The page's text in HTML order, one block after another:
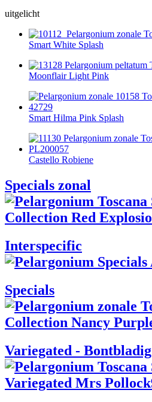
uitgelicht
Smart White Splash
Moonflair Light Pink
Smart Hilma Pink Splash
Castello Robiene
Specials zonal
Interspecific
Specials
Variegated - Bontbladig